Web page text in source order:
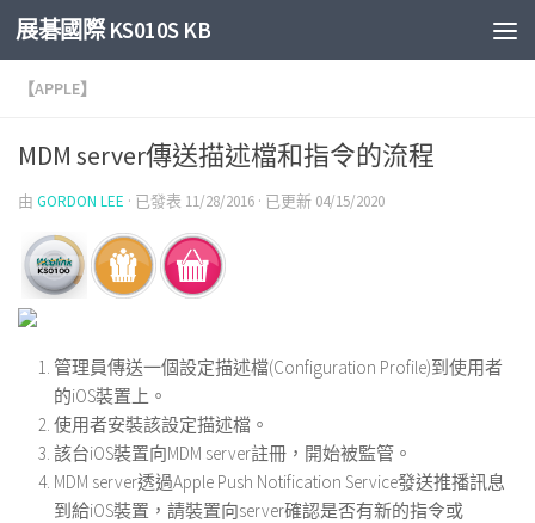
Skip to content
展碁國際 KS010S KB
【APPLE】
MDM server傳送描述檔和指令的流程
由 GORDON LEE · 已發表 11/28/2016 · 已更新 04/15/2020
管理員傳送一個設定描述檔(Configuration Profile)到使用者
的iOS裝置上。
使用者安裝該設定描述檔。
該台iOS裝置向MDM server註冊，開始被監管。
MDM server透過Apple Push Notification Service發送推播訊息
到給iOS裝置，請裝置向server確認是否有新的指令或